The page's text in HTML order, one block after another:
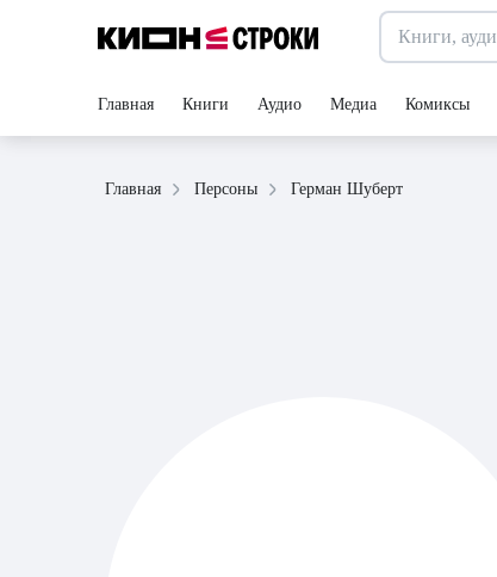
Главная Книги Аудио Медиа Комиксы
Главная Персоны Герман Шуберт